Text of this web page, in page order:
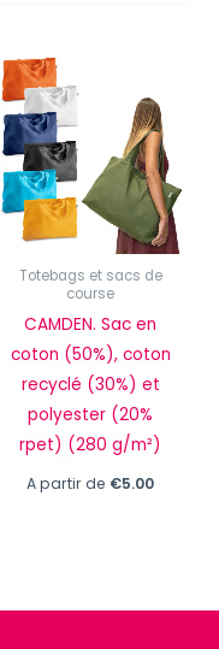
Totebags et sacs de
course
CAMDEN. Sac en
coton (50%), coton
recyclé (30%) et
polyester (20%
rpet) (280 g/m²)
A partir de €5.00